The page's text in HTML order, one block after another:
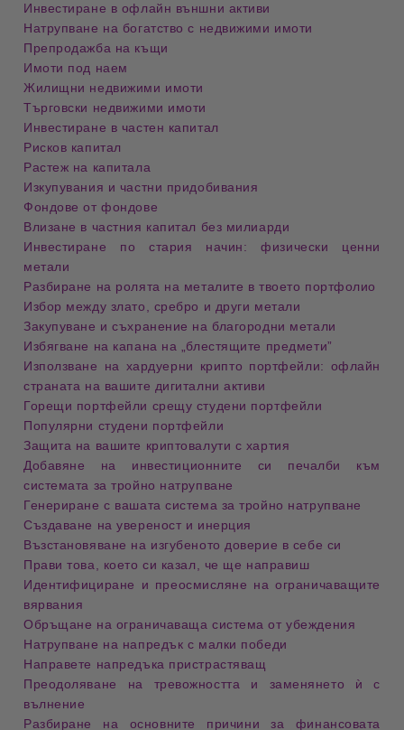
Инвестиране в офлайн външни активи
Натрупване на богатство с недвижими имоти
Препродажба на къщи
Имоти под наем
Жилищни недвижими имоти
Търговски недвижими имоти
Инвестиране в частен капитал
Рисков капитал
Растеж на капитала
Изкупувания и частни придобивания
Фондове от фондове
Влизане в частния капитал без милиарди
Инвестиране по стария начин: физически ценни
метали
Разбиране на ролята на металите в твоето портфолио
Избор между злато, сребро и други метали
Закупуване и съхранение на благородни метали
Избягване на капана на „блестящите предмети”
Използване на хардуерни крипто портфейли: офлайн
страната на вашите дигитални активи
Горещи портфейли срещу студени портфейли
Популярни студени портфейли
Защита на вашите криптовалути с хартия
Добавяне на инвестиционните си печалби към
системата за тройно натрупване
Генериране с вашата система за тройно натрупване
Създаване на увереност и инерция
Възстановяване на изгубеното доверие в себе си
Прави това, което си казал, че ще направиш
Идентифициране и преосмисляне на ограничаващите
вярвания
Обръщане на ограничаваща система от убеждения
Натрупване на напредък с малки победи
Направете напредъка пристрастяващ
Преодоляване на тревожността и заменянето ѝ с
вълнение
Разбиране на основните причини за финансовата